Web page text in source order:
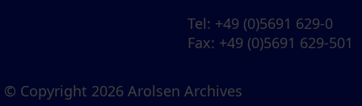
Tel: +49 (0)5691 629-0
Fax: +49 (0)5691 629-501
© Copyright 2026 Arolsen Archives